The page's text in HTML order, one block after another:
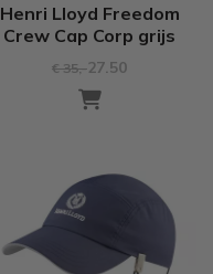
Henri Lloyd Freedom
Crew Cap Corp grijs
€ 35,-27.50